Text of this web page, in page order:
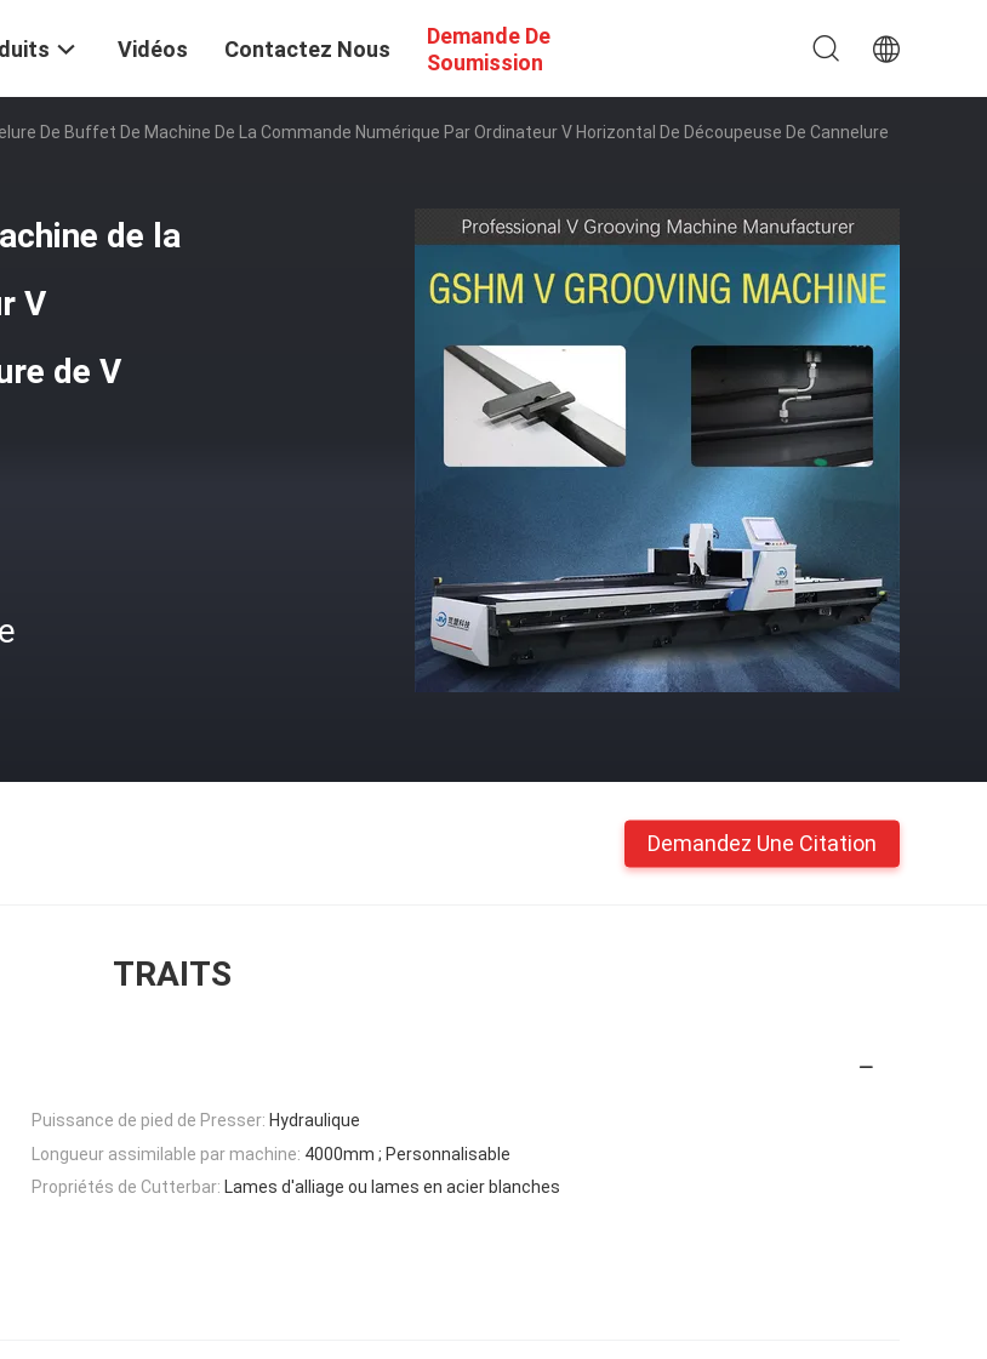
Vidéos Contactez Nous
Demande De
Soumission
De Buffet De Machine De La Commande Numérique Par Ordinateur V Horizontal De Découpeuse De Cannelure
de la
V
de V
Demandez Une Citation
TRAITS
Puissance de pied de Presser: Hydraulique
Longueur assimilable par machine: 4000mm ; Personnalisable
Propriétés de Cutterbar: Lames d'alliage ou lames en acier blanches